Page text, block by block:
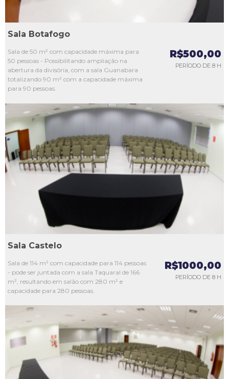
Sala Botafogo
Sala de 50 m² com capacidade máxima para
50 pessoas - Possibilitando ampliação na
abertura da divisória, com a sala Guanabara
totalizando 90 m² com a capacidade máxima
para 90 pessoas.
R$500,00
PERÍODO DE 8 H
L2
L3
L4
Sala Castelo
Sala de 114 m² com capacidade para 114 pessoas
- pode ser juntada com a sala Taquaral de 166
m², resultando em salão com 280 m² e
capacidade para 280 pessoas.
R$1000,00
PERÍODO DE 8 H
L3
L4